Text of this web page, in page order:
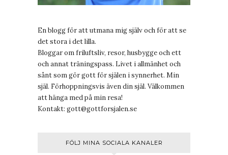
En blogg för att utmana mig själv och för att se
det stora i det lilla.
Bloggar om friluftsliv, resor, husbygge och ett
och annat träningspass. Livet i allmänhet och
sånt som gör gott för själen i synnerhet. Min
själ. Förhoppningsvis även din själ. Välkommen
att hänga med på min resa!
Kontakt: gott@gottforsjalen.se
FÖLJ MINA SOCIALA KANALER